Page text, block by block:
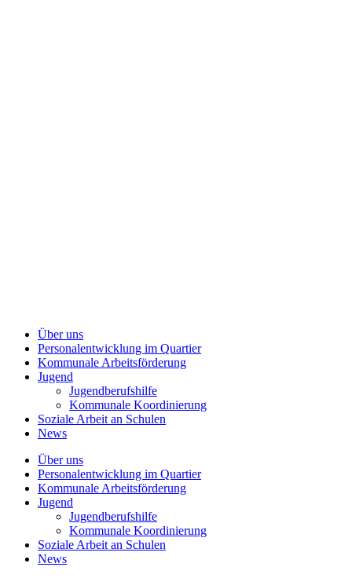
Über uns
Personalentwicklung im Quartier
Kommunale Arbeitsförderung
Jugend
Jugendberufshilfe
Kommunale Koordinierung
Soziale Arbeit an Schulen
News
Über uns
Personalentwicklung im Quartier
Kommunale Arbeitsförderung
Jugend
Jugendberufshilfe
Kommunale Koordinierung
Soziale Arbeit an Schulen
News